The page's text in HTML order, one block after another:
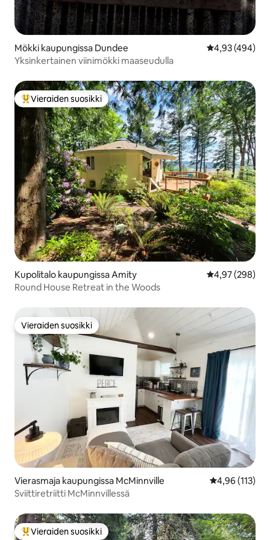
Mökki kaupungissa Dundee
4,93 (494)
Yksinkertainen viinimökki maaseudulla
Vieraiden suosikkien parhaimmistoa
Vieraiden suosikki
Kupolitalo kaupungissa Amity
4,97 (298)
Round House Retreat in the Woods
Vieraiden suosikki
Vieraiden suosikki
Vierasmaja kaupungissa McMinnville
4,96 (113)
Sviittiretriitti McMinnvillessä
Vieraiden suosikkien parhaimmistoa
Vieraiden suosikki